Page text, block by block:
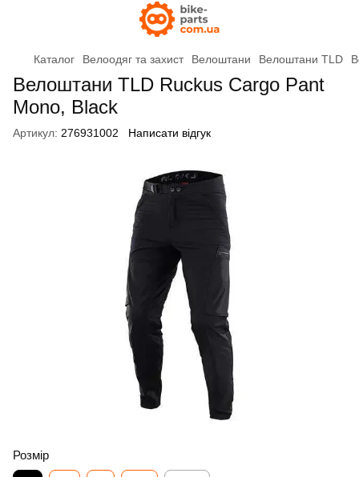
Каталог Велоодяг та захист Велоштани Велоштани TLD
Велоштани TLD Ruckus Cargo Pant
Mono, Black
Артикул: 276931002 Написати відгук
Розмір